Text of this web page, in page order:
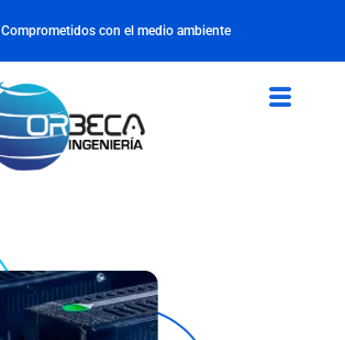
Comprometidos con el medio ambiente